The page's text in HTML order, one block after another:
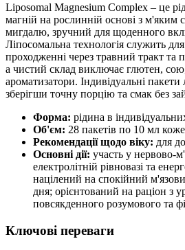
Liposomal Magnesium Complex – це
магній на рослинній основі з м'яким
мигдалю, зручний для щоденного
Ліпосомальна технологія служить
проходженні через травний тракт та
а чистий склад виключає глютен,
ароматизатори. Індивідуальні
зберігши точну порцію та смак без
Форма: рідина в
Об'єм: 28 пакетів по 10 мл
Рекомендації щодо віку: для
Основні дії: участь у нервово-
електролітній рівновазі та
націлений на спокійний
дня; орієнтований на раціон з
повсякденного розумового та
Ключові переваги